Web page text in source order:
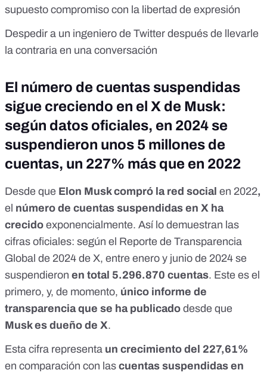
supuesto compromiso con la libertad de expresión
Despedir a un ingeniero de Twitter después de llevarle
la contraria en una conversación
El número de cuentas suspendidas
sigue creciendo en el X de Musk:
según datos oficiales, en 2024 se
suspendieron unos 5 millones de
cuentas, un 227% más que en 2022
Desde que Elon Musk compró la red social en 2022,
el número de cuentas suspendidas en X ha
crecido exponencialmente. Así lo demuestran las
cifras oficiales: según el Reporte de Transparencia
Global de 2024 de X, entre enero y junio de 2024 se
suspendieron en total 5.296.870 cuentas. Este es el
primero, y, de momento, único informe de
transparencia que se ha publicado desde que
Musk es dueño de X.
Esta cifra representa un crecimiento del 227,61%
en comparación con las cuentas suspendidas en